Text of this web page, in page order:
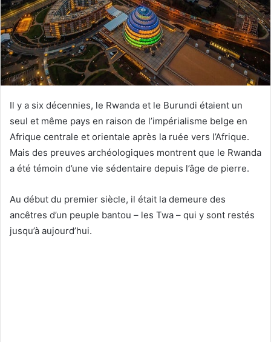
Il y a six décennies, le Rwanda et le Burundi étaient un
seul et même pays en raison de l’impérialisme belge en
Afrique centrale et orientale après la ruée vers l’Afrique.
Mais des preuves archéologiques montrent que le Rwanda
a été témoin d’une vie sédentaire depuis l’âge de pierre.
Au début du premier siècle, il était la demeure des
ancêtres d’un peuple bantou – les Twa – qui y sont restés
jusqu’à aujourd’hui.